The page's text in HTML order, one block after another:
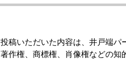
投稿いただいた内容は、井戸端パ
著作権、商標権、肖像権などの知